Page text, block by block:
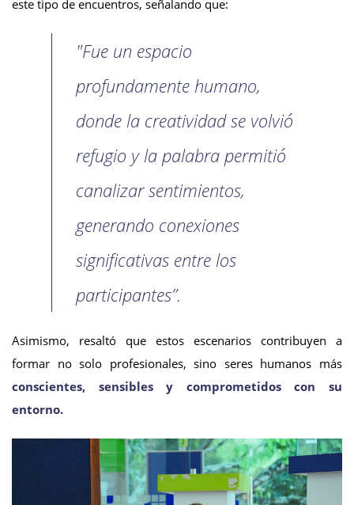
este tipo de encuentros, señalando que:
"Fue un espacio
profundamente humano,
donde la creatividad se volvió
refugio y la palabra permitió
canalizar sentimientos,
generando conexiones
significativas entre los
participantes”.
Asimismo, resaltó que estos escenarios contribuyen a
formar no solo profesionales, sino seres humanos más
conscientes, sensibles y comprometidos con su
entorno.